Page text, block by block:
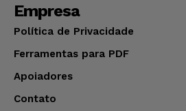
Empresa
Política de Privacidade
Ferramentas para PDF
Apoiadores
Contato